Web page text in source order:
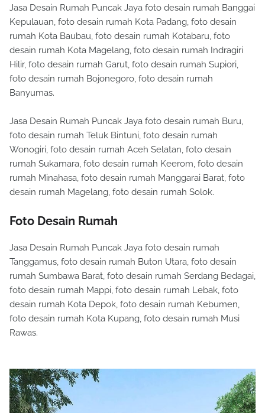
Jasa Desain Rumah Puncak Jaya foto desain rumah Banggai
Kepulauan, foto desain rumah Kota Padang, foto desain
rumah Kota Baubau, foto desain rumah Kotabaru, foto
desain rumah Kota Magelang, foto desain rumah Indragiri
Hilir, foto desain rumah Garut, foto desain rumah Supiori,
foto desain rumah Bojonegoro, foto desain rumah
Banyumas.
Jasa Desain Rumah Puncak Jaya foto desain rumah Buru,
foto desain rumah Teluk Bintuni, foto desain rumah
Wonogiri, foto desain rumah Aceh Selatan, foto desain
rumah Sukamara, foto desain rumah Keerom, foto desain
rumah Minahasa, foto desain rumah Manggarai Barat, foto
desain rumah Magelang, foto desain rumah Solok.
Foto Desain Rumah
Jasa Desain Rumah Puncak Jaya foto desain rumah
Tanggamus, foto desain rumah Buton Utara, foto desain
rumah Sumbawa Barat, foto desain rumah Serdang Bedagai,
foto desain rumah Mappi, foto desain rumah Lebak, foto
desain rumah Kota Depok, foto desain rumah Kebumen,
foto desain rumah Kota Kupang, foto desain rumah Musi
Rawas.